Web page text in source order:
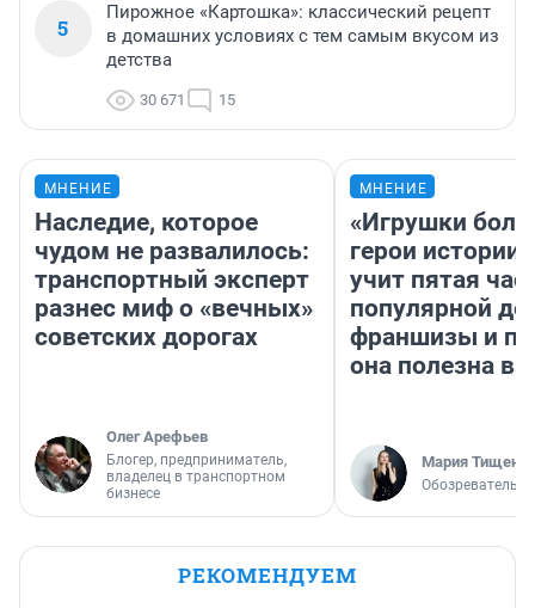
5
Пирожное «Картошка»: классический рецепт
в домашних условиях с тем самым вкусом из
детства
30 671 15
МНЕНИЕ
Наследие, которое
чудом не развалилось:
транспортный эксперт
разнес миф о «вечных»
советских дорогах
Олег Арефьев
Блогер, предприниматель,
владелец в транспортном
бизнесе
МНЕНИЕ
«Игрушки
герои
учит пятая
популярной
франшизы и
она полезна
Мария Тищенко
Обозреватель
РЕКОМЕНДУЕМ